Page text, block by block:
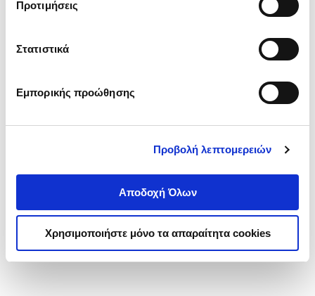
Προτιμήσεις
Στατιστικά
Εμπορικής προώθησης
Προβολή λεπτομερειών
Αποδοχή Όλων
Χρησιμοποιήστε μόνο τα απαραίτητα cookies